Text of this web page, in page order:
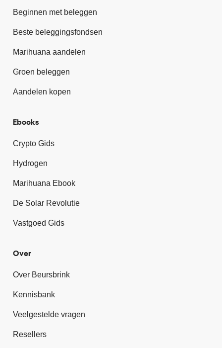
Beginnen met beleggen
Beste beleggingsfondsen
Marihuana aandelen
Groen beleggen
Aandelen kopen
Ebooks
Crypto Gids
Hydrogen
Marihuana Ebook
De Solar Revolutie
Vastgoed Gids
Over
Over Beursbrink
Kennisbank
Veelgestelde vragen
Resellers